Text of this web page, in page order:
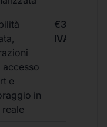
e
in
€333 +
IVA/